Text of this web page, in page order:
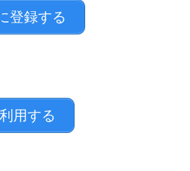
登録する
用する